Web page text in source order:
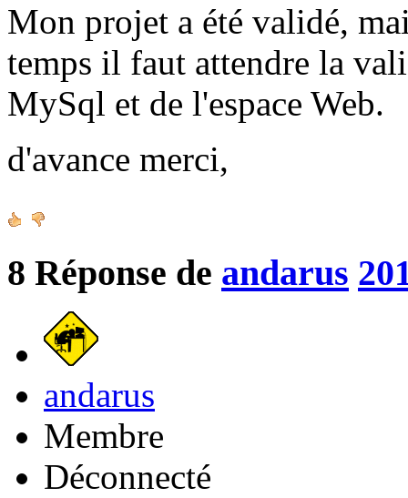
Mon projet a été validé,
temps il faut attendre la
MySql et de l'espace Web.
d'avance merci,
8 Réponse de andarus
andarus
Membre
Déconnecté